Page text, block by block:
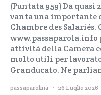
(Puntata 959) Da quasi
vanta una importante
Chambre des Salariés.
attività della Camera
molto utili per
Granducato. Ne
passaparolina 26 Luglio 2026